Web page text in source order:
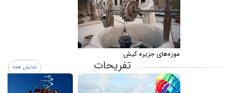
موزه‌های جزیره کیش
تفریحات نمایش همه